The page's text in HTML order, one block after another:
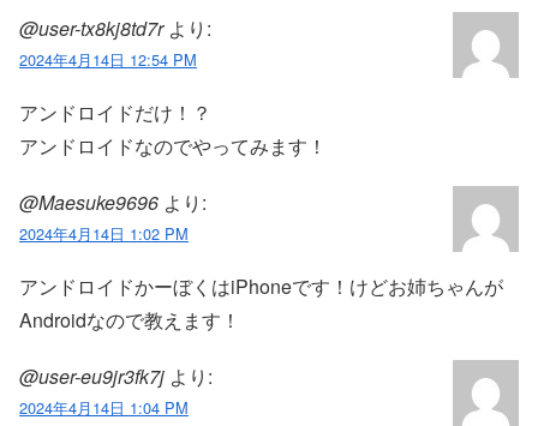
@user-tx8kj8td7r より:
2024年4月14日 12:54 PM
アンドロイドだけ！？
アンドロイドなのでやってみます！
@Maesuke9696 より:
2024年4月14日 1:02 PM
アンドロイドかーぼくはiPhoneです！けどお姉ちゃんが
Androidなので教えます！
@user-eu9jr3fk7j より:
2024年4月14日 1:04 PM